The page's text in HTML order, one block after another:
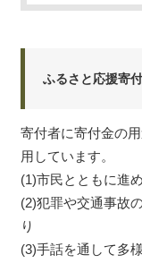
ふるさと応援寄
寄付者に寄付金の
用しています。
(1)市民とともに進
(2)犯罪や交通事故
り
(3)手話を通して多